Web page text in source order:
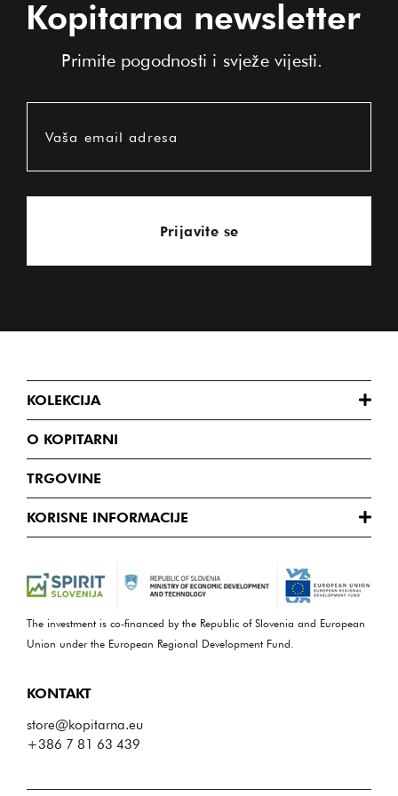
Kopitarna newsletter
Primite pogodnosti i svježe vijesti.
Vaša email adresa
Prijavite se
KOLEKCIJA
O KOPITARNI
TRGOVINE
KORISNE INFORMACIJE
The investment is co-financed by the Republic of Slovenia and European
Union under the European Regional Development Fund.
KONTAKT
store@kopitarna.eu
+386 7 81 63 439